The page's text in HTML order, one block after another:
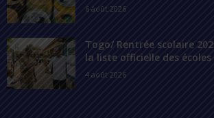
6 août 2026
Togo/ Rentrée scolaire
la liste officielle des
4 août 2026